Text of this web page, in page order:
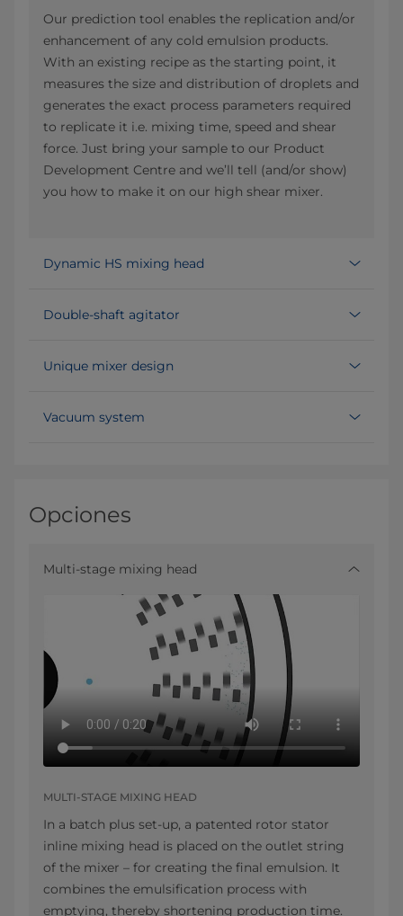
Our prediction tool enables the replication and/or
enhancement of any cold emulsion products.
With an existing recipe as the starting point, it
measures the size and distribution of droplets and
generates the exact process parameters required
to replicate it i.e. mixing time, speed and shear
force. Just bring your sample to our Product
Development Centre and we’ll tell (and/or show)
you how to make it on our high shear mixer.
Dynamic HS mixing head
Double-shaft agitator
Unique mixer design
Vacuum system
Opciones
Multi-stage mixing head
MULTI-STAGE MIXING HEAD
In a batch plus set-up, a patented rotor stator
inline mixing head is placed on the outlet string
of the mixer – for creating the final emulsion. It
combines the emulsification process with
emptying, thereby shortening production time.